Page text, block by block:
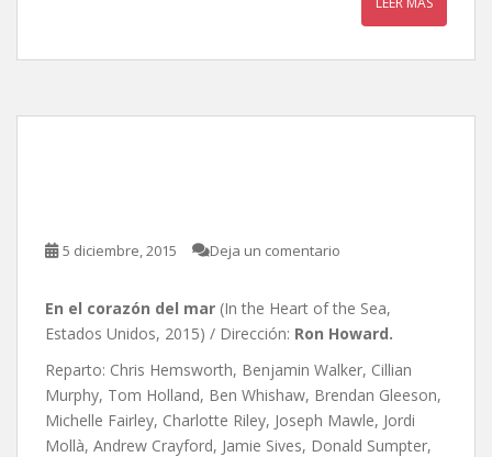
5 diciembre, 2015 Deja un comentario
En el corazón del mar (In the Heart of the Sea,
Estados Unidos, 2015) / Dirección: Ron Howard.
Reparto: Chris Hemsworth, Benjamin Walker, Cillian
Murphy, Tom Holland, Ben Whishaw, Brendan Gleeson,
Michelle Fairley, Charlotte Riley, Joseph Mawle, Jordi
Mollà, Andrew Crayford, Jamie Sives, Donald Sumpter,